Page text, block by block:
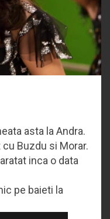
asta la Andra.
Buzdu si Morar.
inca o data
pe baieti la